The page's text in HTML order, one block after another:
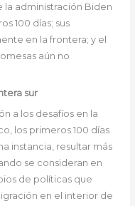
la administración Biden
100 días; sus
en la frontera; y el
aún no
sur
a los desafíos en la
los primeros 100 días
instancia, resultar más
se consideran en
de políticas que
en el interior de